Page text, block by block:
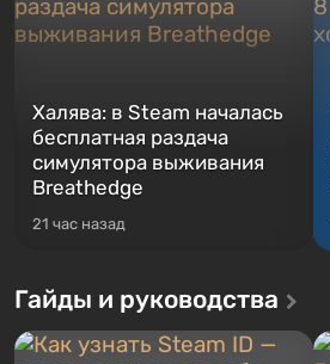
Халява: в Steam началась
бесплатная раздача
симулятора выживания
Breathedge
21 час назад
Гайды и руководства